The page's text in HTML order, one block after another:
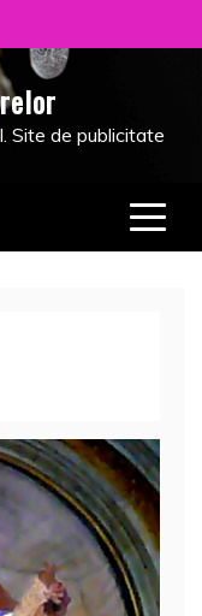
Site de publicitate